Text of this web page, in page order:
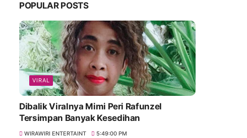
POPULAR POSTS
VIRAL
Dibalik Viralnya Mimi Peri Rafunzel
Tersimpan Banyak Kesedihan
WIRAWIRI ENTERTAINT 5:49:00 PM